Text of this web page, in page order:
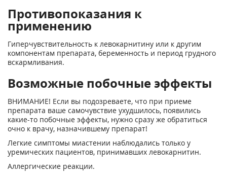
Противопоказания к
применению
Гиперчувствительность к левокарнитину или к другим
компонентам препарата, беременность и период грудного
вскармливания.
Возможные побочные эффекты
ВНИМАНИЕ! Если вы подозреваете, что при приеме
препарата ваше самочувствие ухудшилось, появились
какие-то побочные эффекты, нужно сразу же обратиться
очно к врачу, назначившему препарат!
Легкие симптомы миастении наблюдались только у
уремических пациентов, принимавших левокарнитин.
Аллергические реакции.